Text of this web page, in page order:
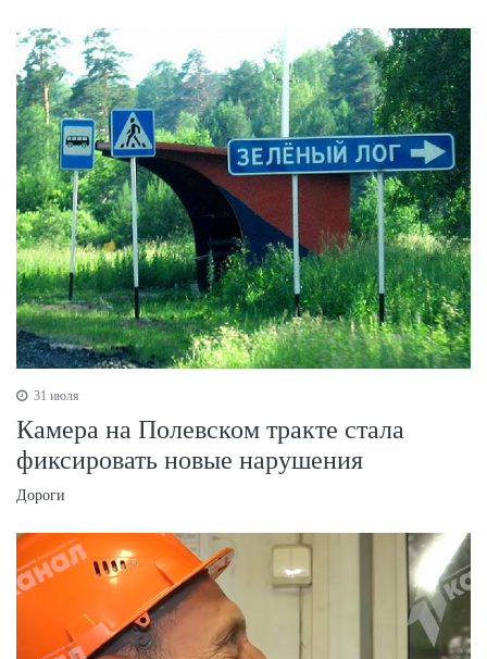
31 июля
Камера на Полевском тракте стала
фиксировать новые нарушения
Дороги